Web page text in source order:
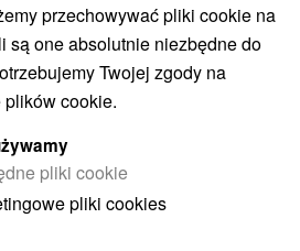
przechowywać pliki cookie na
są one absolutnie niezbędne do
Twojej zgody na
cookie.
pliki cookie
pliki cookies